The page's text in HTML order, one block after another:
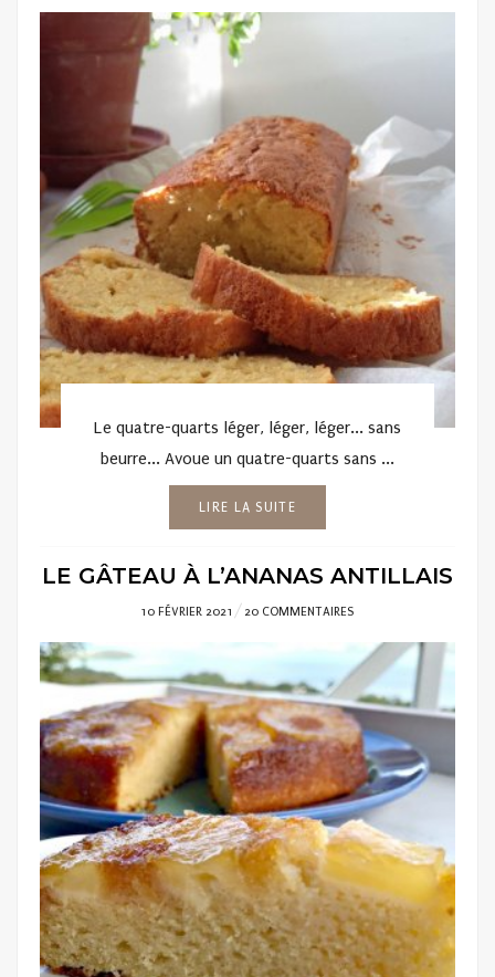
ON
Le quatre-quarts léger, léger, léger... sans
beurre... Avoue un quatre-quarts sans ...
LIRE LA SUITE
LE GÂTEAU À L’ANANAS ANTILLAIS
POSTED
10 FÉVRIER 2021 20 COMMENTAIRES